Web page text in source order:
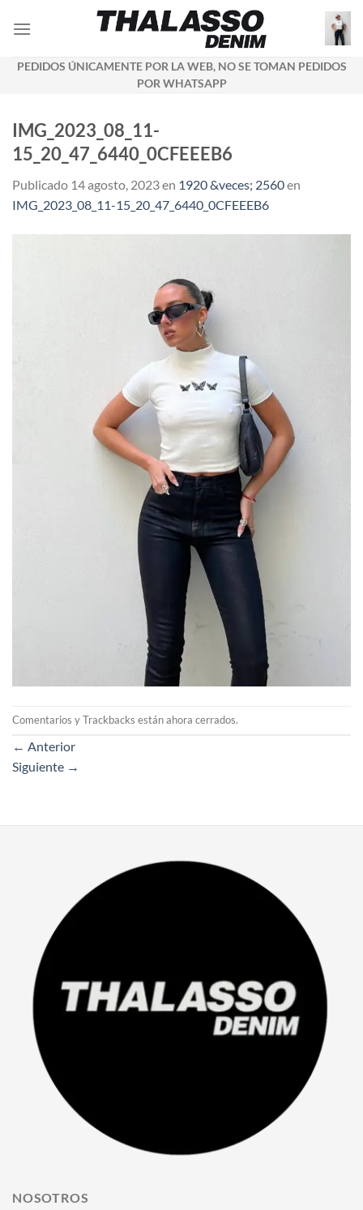
PEDIDOS ÚNICAMENTE POR LA WEB, NO SE TOMAN PEDIDOS
POR WHATSAPP
IMG_2023_08_11-
15_20_47_6440_0CFEEEB6
Publicado 14 agosto, 2023en 1920 &veces; 2560en
IMG_2023_08_11-15_20_47_6440_0CFEEEB6
Comentarios y Trackbacks están ahora cerrados.
← Anterior
Siguiente →
NOSOTROS